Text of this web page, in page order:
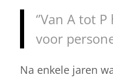
‘’Van A tot
voor
Na enkele jaren